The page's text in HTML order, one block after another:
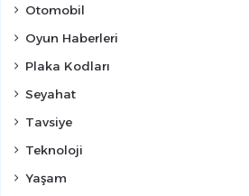
Otomobil
Oyun Haberleri
Plaka Kodları
Seyahat
Tavsiye
Teknoloji
Yaşam